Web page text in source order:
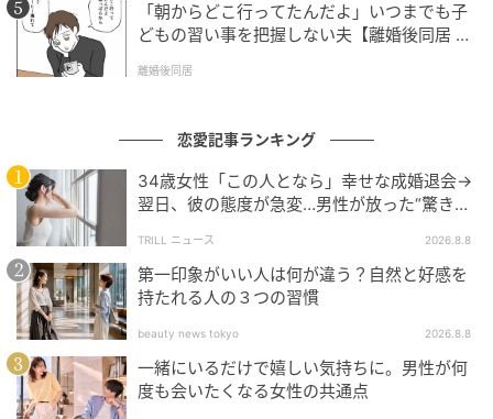
「朝からどこ行ってたんだよ」いつまでも子
どもの習い事を把握しない夫【離婚後同居 Vo
離婚後同居
恋愛記事ランキング
34歳女性「この人となら」幸せな成婚退会→
翌日、彼の態度が急変…男性が放った“驚きの
TRILL ニュース 2026.8.8
第一印象がいい人は何が違う？自然と好感を
持たれる人の３つの習慣
beauty news tokyo 2026.8.8
一緒にいるだけで嬉しい気持ちに。男性が何
度も会いたくなる女性の共通点